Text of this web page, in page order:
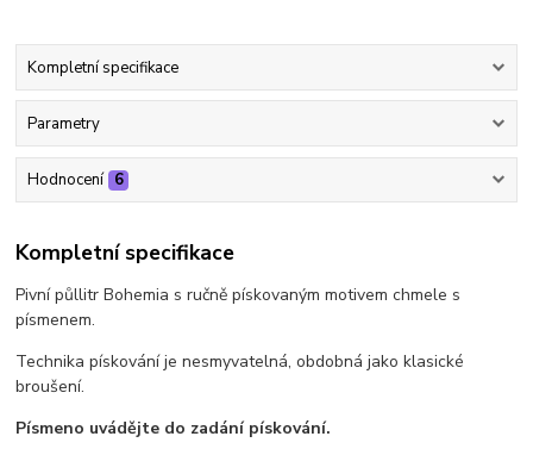
Kompletní specifikace
Parametry
Hodnocení 6
Kompletní specifikace
Pivní půllitr Bohemia s ručně pískovaným motivem chmele s
písmenem.
Technika pískování je nesmyvatelná, obdobná jako klasické
broušení.
Písmeno uvádějte do zadání pískování.